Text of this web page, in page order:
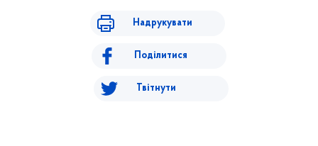
Надрукувати
Поділитися
Твітнути